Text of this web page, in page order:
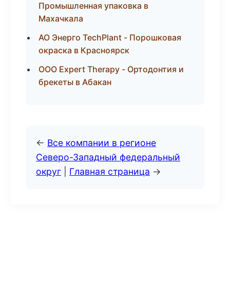
Промышленная упаковка в
Махачкала
АО Энерго TechPlant - Порошковая
окраска в Красноярск
ООО Expert Therapy - Ортодонтия и
брекеты в Абакан
← Все компании в регионе
Северо-Западный федеральный
округ
Главная страница →